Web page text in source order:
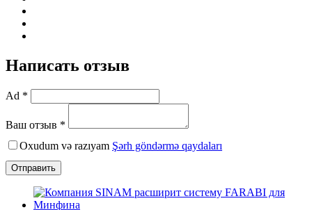
Написать отзыв
Ad *
Ваш отзыв *
Oxudum və razıyam Şərh göndərmə qaydaları
Отправить